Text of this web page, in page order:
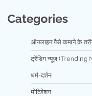
Categories
ऑनलाइन पैसे कमाने के
ट्रेंडिंग न्यूज़ (Trending
धर्म-दर्शन
मोटिवेशन